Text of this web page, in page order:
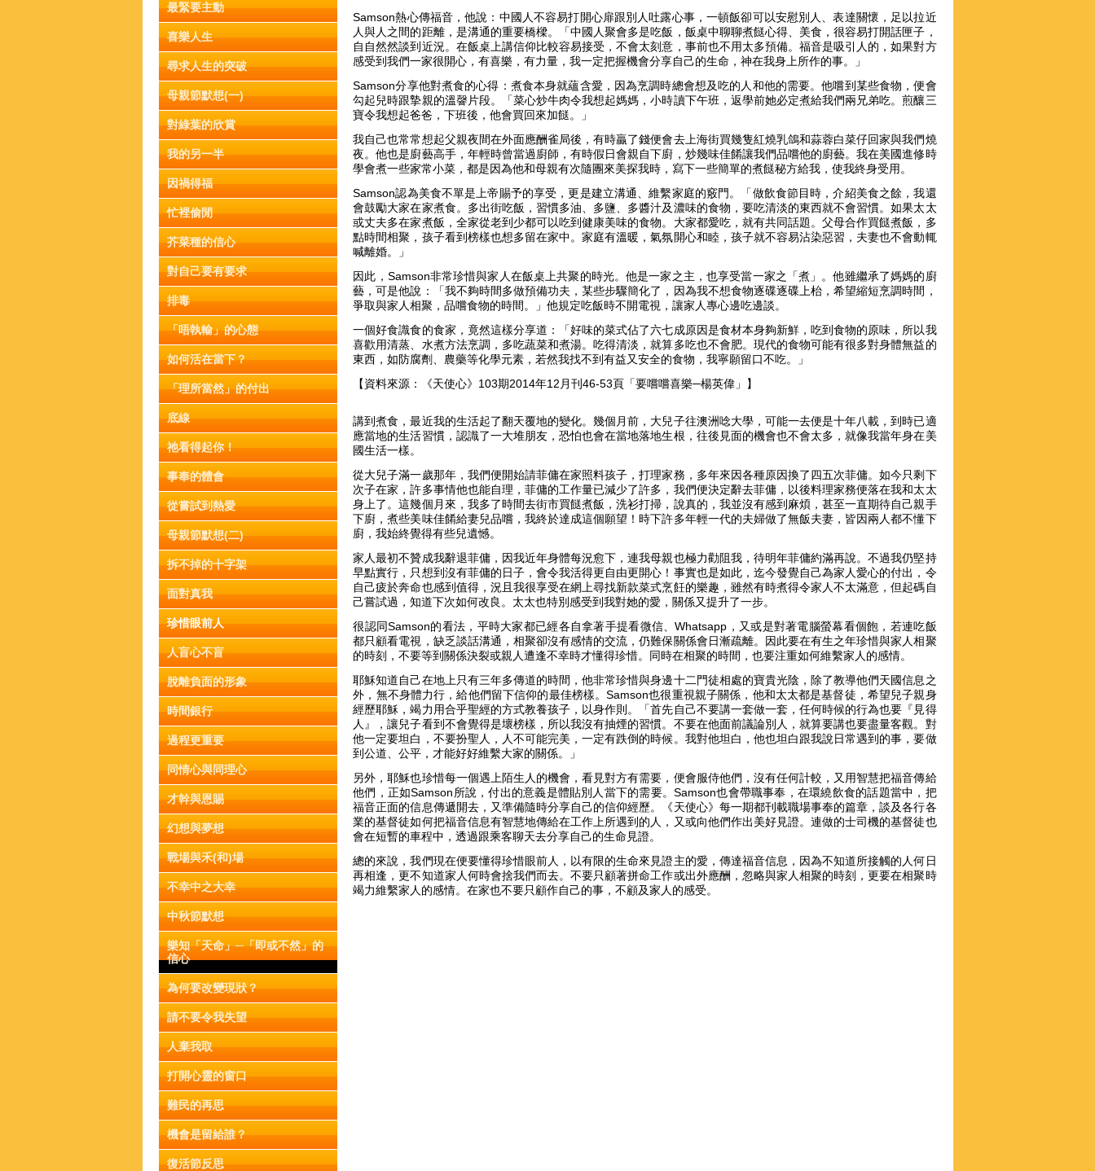
最緊要主動
喜樂人生
尋求人生的突破
母親節默想(一)
對綠葉的欣賞
我的另一半
因禍得福
忙裡偷閒
芥菜種的信心
對自己要有要求
排毒
「唔執輸」的心態
如何活在當下？
「理所當然」的付出
底線
祂看得起你！
事奉的體會
從嘗試到熱愛
母親節默想(二)
拆不掉的十字架
面對真我
珍惜眼前人
人盲心不盲
脫離負面的形象
時間銀行
過程更重要
同情心與同理心
才幹與恩賜
幻想與夢想
戰場與禾(和)場
不幸中之大幸
中秋節默想
樂知「天命」─「即或不然」的
信心
為何要改變現狀？
請不要令我失望
人棄我取
打開心靈的窗口
難民的再思
機會是留給誰？
復活節反思
Samson熱心傳福音，他說：中國人不容易打開心扉跟別人吐露心事，一頓飯卻可以安慰別人、表達關懷，足以拉近
人與人之間的距離，是溝通的重要橋樑。「中國人聚會多是吃飯，飯桌中聊聊煮餸心得、美食，很容易打開話匣子，
自自然然談到近況。在飯桌上講信仰比較容易接受，不會太刻意，事前也不用太多預備。福音是吸引人的，如果對方
感受到我們一家很開心，有喜樂，有力量，我一定把握機會分享自己的生命，神在我身上所作的事。」
Samson分享他對煮食的心得：煮食本身就蘊含愛，因為烹調時總會想及吃的人和他的需要。他嚐到某些食物，便會
勾起兒時跟摯親的溫韾片段。「菜心炒牛肉令我想起媽媽，小時讀下午班，返學前她必定煮給我們兩兄弟吃。煎釀三
寶令我想起爸爸，下班後，他會買回來加餸。」
我自己也常常想起父親夜間在外面應酬雀局後，有時贏了錢便會去上海街買幾隻紅燒乳鴿和蒜蓉白菜仔回家與我們燒
夜。他也是廚藝高手，年輕時曾當過廚師，有時假日會親自下廚，炒幾味佳餚讓我們品嚐他的廚藝。我在美國進修時
學會煮一些家常小菜，都是因為他和母親有次隨團來美探我時，寫下一些簡單的煮餸秘方給我，使我終身受用。
Samson認為美食不單是上帝賜予的享受，更是建立溝通、維繫家庭的竅門。「做飲食節目時，介紹美食之餘，我還
會鼓勵大家在家煮食。多出街吃飯，習慣多油、多鹽、多醬汁及濃味的食物，要吃清淡的東西就不會習慣。如果太太
或丈夫多在家煮飯，全家從老到少都可以吃到健康美味的食物。大家都愛吃，就有共同話題。父母合作買餸煮飯，多
點時間相聚，孩子看到榜樣也想多留在家中。家庭有溫暖，氣氛開心和睦，孩子就不容易沾染惡習，夫妻也不會動輒
喊離婚。」
因此，Samson非常珍惜與家人在飯桌上共聚的時光。他是一家之主，也享受當一家之「煮」。他雖繼承了媽媽的廚
藝，可是他說：「我不夠時間多做預備功夫，某些步驟簡化了，因為我不想食物逐碟逐碟上枱，希望縮短烹調時間，
爭取與家人相聚，品嚐食物的時間。」他規定吃飯時不開電視，讓家人專心邊吃邊談。
一個好食識食的食家，竟然這樣分享道：「好味的菜式佔了六七成原因是食材本身夠新鮮，吃到食物的原味，所以我
喜歡用清蒸、水煮方法烹調，多吃蔬菜和煮湯。吃得清淡，就算多吃也不會肥。現代的食物可能有很多對身體無益的
東西，如防腐劑、農藥等化學元素，若然我找不到有益又安全的食物，我寧願留口不吃。」
【資料來源：《天使心》103期2014年12月刊46-53頁「要嚐嚐喜樂─楊英偉」】
講到煮食，最近我的生活起了翻天覆地的變化。幾個月前，大兒子往澳洲唸大學，可能一去便是十年八載，到時已適
應當地的生活習慣，認識了一大堆朋友，恐怕也會在當地落地生根，往後見面的機會也不會太多，就像我當年身在美
國生活一樣。
從大兒子滿一歲那年，我們便開始請菲傭在家照料孩子，打理家務，多年來因各種原因換了四五次菲傭。如今只剩下
次子在家，許多事情他也能自理，菲傭的工作量已減少了許多，我們便決定辭去菲傭，以後料理家務便落在我和太太
身上了。這幾個月來，我多了時間去街市買餸煮飯，洗衫打掃，說真的，我並沒有感到麻煩，甚至一直期待自己親手
下廚，煮些美味佳餚給妻兒品嚐，我終於達成這個願望！時下許多年輕一代的夫婦做了無飯夫妻，皆因兩人都不懂下
廚，我始終覺得有些兒遺憾。
家人最初不贊成我辭退菲傭，因我近年身體每況愈下，連我母親也極力勸阻我，待明年菲傭約滿再說。不過我仍堅持
早點實行，只想到沒有菲傭的日子，會令我活得更自由更開心！事實也是如此，迄今發覺自己為家人愛心的付出，令
自己疲於奔命也感到值得，況且我很享受在網上尋找新款菜式烹飪的樂趣，雖然有時煮得令家人不太滿意，但起碼自
己嘗試過，知道下次如何改良。太太也特別感受到我對她的愛，關係又提升了一步。
很認同Samson的看法，平時大家都已經各自拿著手提看微信、Whatsapp，又或是對著電腦螢幕看個飽，若連吃飯
都只顧看電視，缺乏談話溝通，相聚卻沒有感情的交流，仍難保關係會日漸疏離。因此要在有生之年珍惜與家人相聚
的時刻，不要等到關係決裂或親人遭逢不幸時才懂得珍惜。同時在相聚的時間，也要注重如何維繫家人的感情。
耶穌知道自己在地上只有三年多傳道的時間，他非常珍惜與身邊十二門徒相處的寶貴光陰，除了教導他們天國信息之
外，無不身體力行，給他們留下信仰的最佳榜樣。Samson也很重視親子關係，他和太太都是基督徒，希望兒子親身
經歷耶穌，竭力用合乎聖經的方式教養孩子，以身作則。「首先自己不要講一套做一套，任何時候的行為也要『見得
人』，讓兒子看到不會覺得是壞榜樣，所以我沒有抽煙的習慣。不要在他面前議論別人，就算要講也要盡量客觀。對
他一定要坦白，不要扮聖人，人不可能完美，一定有跌倒的時候。我對他坦白，他也坦白跟我說日常遇到的事，要做
到公道、公平，才能好好維繫大家的關係。」
另外，耶穌也珍惜每一個遇上陌生人的機會，看見對方有需要，便會服侍他們，沒有任何計較，又用智慧把福音傳給
他們，正如Samson所說，付出的意義是體貼別人當下的需要。Samson也會帶職事奉，在環繞飲食的話題當中，把
福音正面的信息傳遞開去，又準備隨時分享自己的信仰經歷。《天使心》每一期都刊載職場事奉的篇章，談及各行各
業的基督徒如何把福音信息有智慧地傳給在工作上所遇到的人，又或向他們作出美好見證。連做的士司機的基督徒也
會在短暫的車程中，透過跟乘客聊天去分享自己的生命見證。
總的來說，我們現在便要懂得珍惜眼前人，以有限的生命來見證主的愛，傳達福音信息，因為不知道所接觸的人何日
再相逢，更不知道家人何時會捨我們而去。不要只顧著拼命工作或出外應酬，忽略與家人相聚的時刻，更要在相聚時
竭力維繫家人的感情。在家也不要只顧作自己的事，不顧及家人的感受。